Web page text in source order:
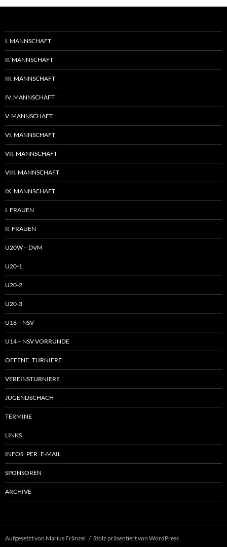
I. MANNSCHAFT
II. MANNSCHAFT
III. MANNSCHAFT
IV. MANNSCHAFT
V. MANNSCHAFT
VI. MANNSCHAFT
VII. MANNSCHAFT
VIII. MANNSCHAFT
IX. MANNSCHAFT
I. FRAUEN
II. FRAUEN
U20W – DVM
U20-1
U20-2
U20-3
U16 – NSV
U14 – NSV VORRUNDE
OFFENE TURNIERE
VEREINSTURNIERE
JUGENDSCHACH
TERMINE
LINKS
INFOS PER E-MAIL
SPONSOREN
ARCHIVE
Aufgesetzt von Marius Fränzel Stolz präsentiert von WordPress